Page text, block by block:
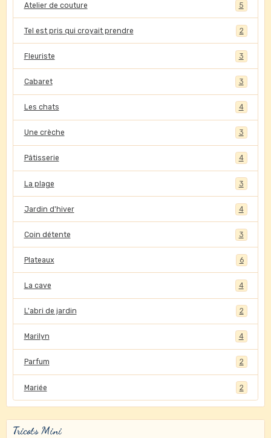
Atelier de couture 5
Tel est pris qui croyait prendre 2
Fleuriste 3
Cabaret 3
Les chats 4
Une crèche 3
Pâtisserie 4
La plage 3
Jardin d'hiver 4
Coin détente 3
Plateaux 6
La cave 4
L'abri de jardin 2
Marilyn 4
Parfum 2
Mariée 2
Tricots Mini